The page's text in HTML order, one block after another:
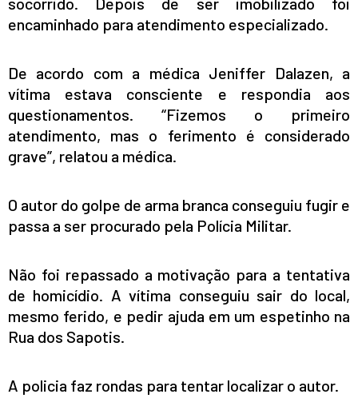
encaminhado para atendimento especializado.
De acordo com a médica Jeniffer Dalazen, a
vítima estava consciente e respondia aos
questionamentos. “Fizemos o primeiro
atendimento, mas o ferimento é considerado
grave”, relatou a médica.
O autor do golpe de arma branca conseguiu fugir e
passa a ser procurado pela Polícia Militar.
Não foi repassado a motivação para a tentativa
de homicídio. A vítima conseguiu sair do local,
mesmo ferido, e pedir ajuda em um espetinho na
Rua dos Sapotis.
A policia faz rondas para tentar localizar o autor.